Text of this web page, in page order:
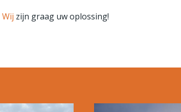
Wij zijn graag uw oplossing!